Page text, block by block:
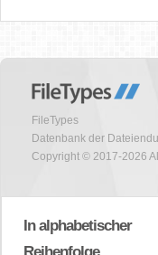
FileTypes
Datenbank der
Copyright © 2017-2026
In alphabetischer